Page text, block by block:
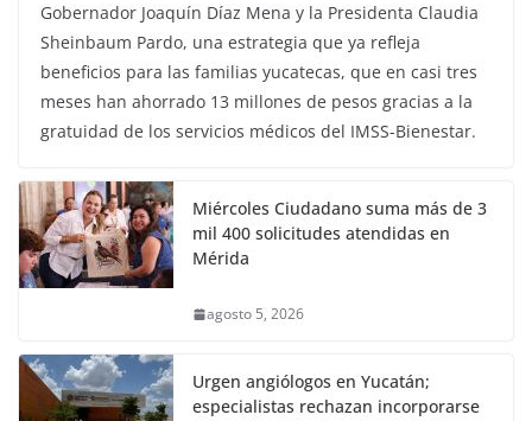
Gobernador Joaquín Díaz Mena y la Presidenta Claudia
Sheinbaum Pardo, una estrategia que ya refleja
beneficios para las familias yucatecas, que en casi tres
meses han ahorrado 13 millones de pesos gracias a la
gratuidad de los servicios médicos del IMSS-Bienestar.
Miércoles Ciudadano suma más de 3
mil 400 solicitudes atendidas en
Mérida
agosto 5, 2026
Urgen angiólogos en Yucatán;
especialistas rechazan incorporarse